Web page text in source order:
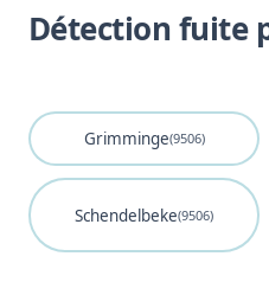
Détection fuite
Grimminge(9506)
Schendelbeke(9506)